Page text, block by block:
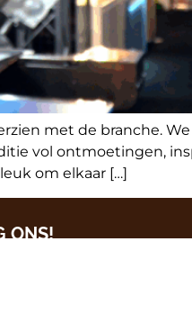
met de branche.
vol ontmoetingen,
om elkaar […]
ONS!